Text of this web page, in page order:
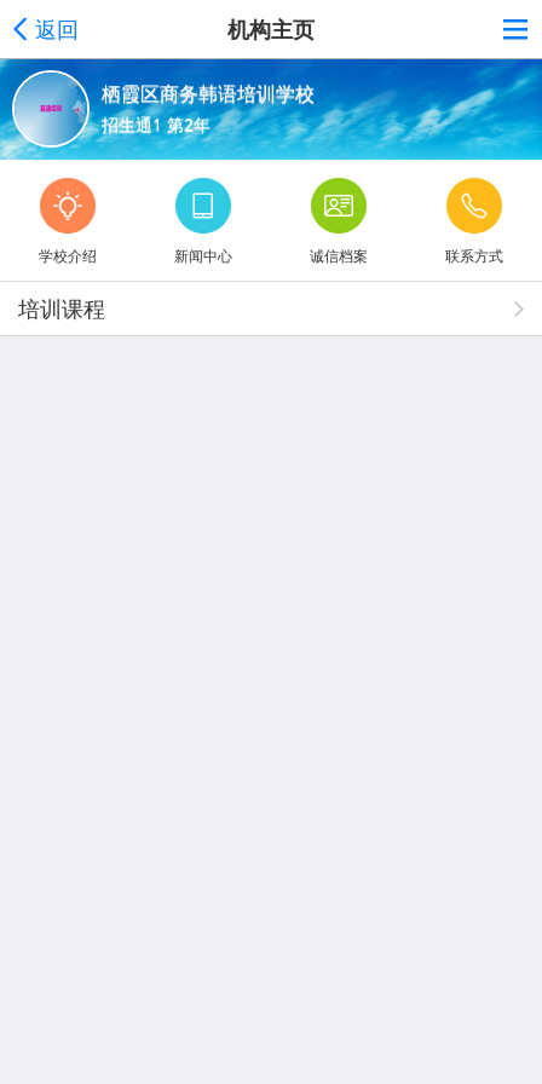
返回 机构主页
栖霞区商务韩语培训学校
招生通1 第2年
学校介绍 新闻中心 诚信档案 联系方式
培训课程